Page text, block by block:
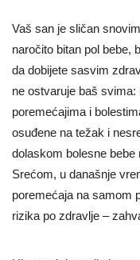
Vaš san je sličan
naročito bitan pol bebe,
da dobijete sasvim
ne ostvaruje baš
poremećajima i
osuđene na težak i
dolaskom bolesne
Srećom, u današnje
poremećaja na samom
rizika po zdravlje –